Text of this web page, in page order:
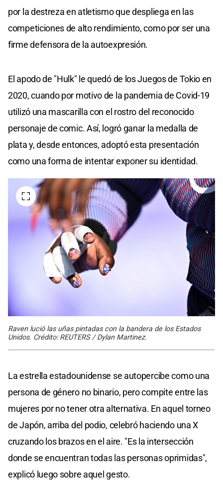
por la destreza en atletismo que despliega en las
competiciones de alto rendimiento, como por ser una
firme defensora de la autoexpresión.
El apodo de "Hulk" le quedó de los Juegos de Tokio en
2020, cuando por motivo de la pandemia de Covid-19
utilizó una mascarilla con el rostro del reconocido
personaje de comic. Así, logró ganar la medalla de
plata y, desde entonces, adoptó esta presentación
como una forma de intentar exponer su identidad.
Raven lució las uñas pintadas con la bandera de los Estados
Unidos. Crédito: REUTERS / Dylan Martinez.
La estrella estadounidense se autopercibe como una
persona de género no binario, pero compite entre las
mujeres por no tener otra alternativa. En aquel torneo
de Japón, arriba del podio, celebró haciendo una X
cruzando los brazos en el aire. "Es la intersección
donde se encuentran todas las personas oprimidas",
explicó luego sobre aquel gesto.